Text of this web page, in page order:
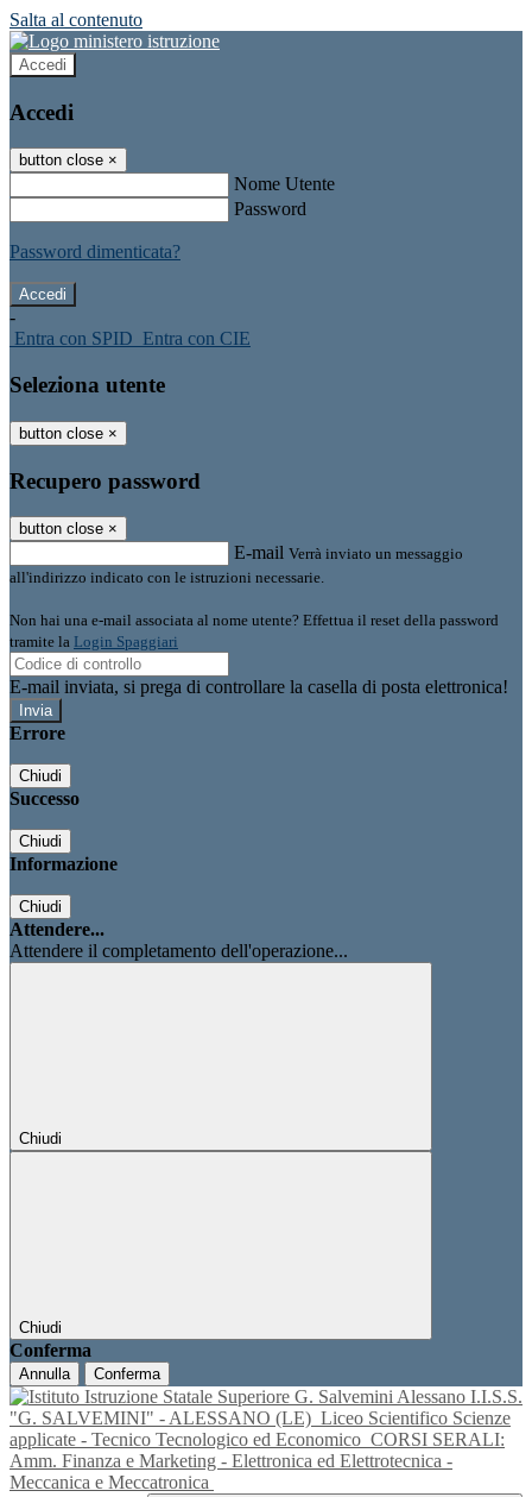
Salta al contenuto
Accedi
Accedi
button close ×
Nome Utente
Password
Password dimenticata?
-
Entra con SPID Entra con CIE
Seleziona utente
button close ×
Recupero password
button close ×
E-mail Verrà inviato un messaggio
all'indirizzo indicato con le istruzioni necessarie.
Non hai una e-mail associata al nome utente? Effettua il reset della password
tramite la Login Spaggiari
E-mail inviata, si prega di controllare la casella di posta elettronica!
Errore
Chiudi
Successo
Chiudi
Informazione
Chiudi
Attendere...
Attendere il completamento dell'operazione...
Chiudi
Chiudi
Conferma
Annulla Conferma
I.I.S.S.
"G. SALVEMINI" - ALESSANO (LE) Liceo Scientifico Scienze
applicate - Tecnico Tecnologico ed Economico CORSI SERALI:
Amm. Finanza e Marketing - Elettronica ed Elettrotecnica -
Meccanica e Meccatronica